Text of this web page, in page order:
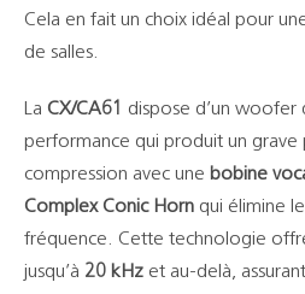
Cela en fait un choix idéal pour
de salles.
La CX/CA61 dispose d’un woofer
performance qui produit un grave
compression avec une bobine
Complex Conic Hornqui élimine
fréquence. Cette technologie
jusqu’à 20 kHzet au-delà,